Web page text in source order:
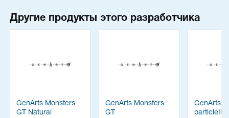
Другие продукты этого разработчика
GenArts Monsters
GT Natural
GenArts Monsters
GT
GenArts